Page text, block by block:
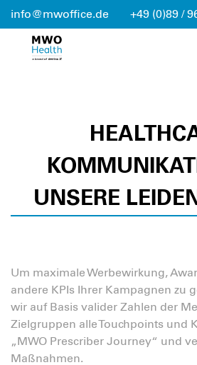
info@mwoffice.de +49 (0)89 /
UNSERE
Um maximale Werbewirkung,
andere KPIs Ihrer Kampagnen zu
wir auf Basis valider Zahlen der
Zielgruppen alle Touchpoints und
„MWO Prescriber Journey“ und
Maßnahmen.